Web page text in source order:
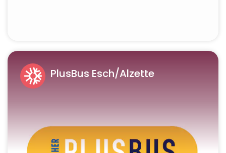
PlusBus Esch/Alzette